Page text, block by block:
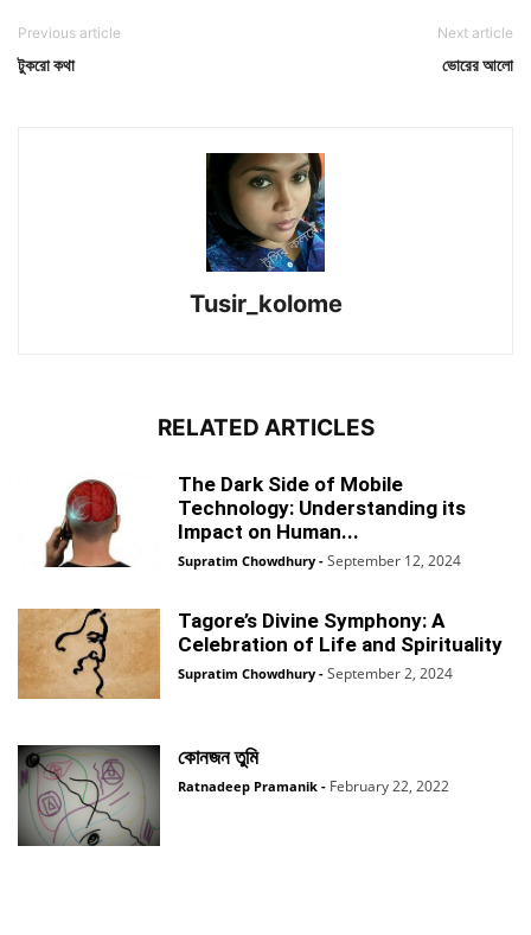
Previous article
টুকরো কথা
Next article
ভোরের আলো
Tusir_kolome
RELATED ARTICLES
The Dark Side of Mobile
Technology: Understanding its
Impact on Human...
Supratim Chowdhury - September 12, 2024
Tagore’s Divine Symphony: A
Celebration of Life and Spirituality
Supratim Chowdhury - September 2, 2024
কোনজন তুমি
Ratnadeep Pramanik - February 22, 2022